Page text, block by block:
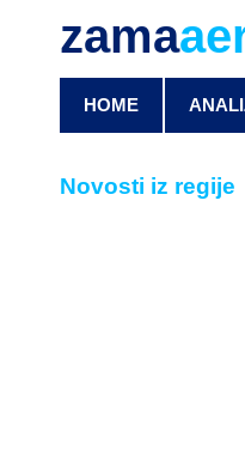
zama
HOME
Novosti iz regije